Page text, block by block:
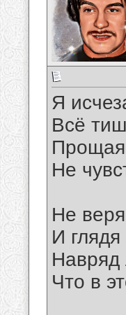
Я
Всё
Прощая
Не
Не
И
Навряд
Что в